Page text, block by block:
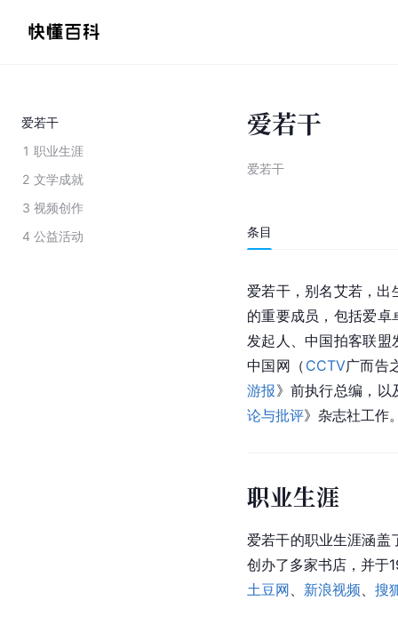
爱若干
1 职业生涯
2 文学成就
3 视频创作
4 公益活动
爱若干
爱若干
条目
爱若干，别名艾若，出
的重要成员，包括爱
发起人、中国拍客联
中国网（ CCTV广而告
游报》前执行总编，
论与批评》杂志社工作
职业生涯
爱若干的职业生涯涵
创办了多家书店，并于
土豆网
新浪视频 搜